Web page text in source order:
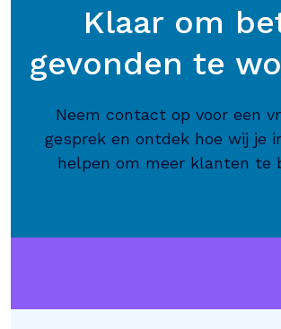
Klaar om
gevonden te
Neem contact op voor een
gesprek en ontdek hoe wij je
helpen om meer klanten te